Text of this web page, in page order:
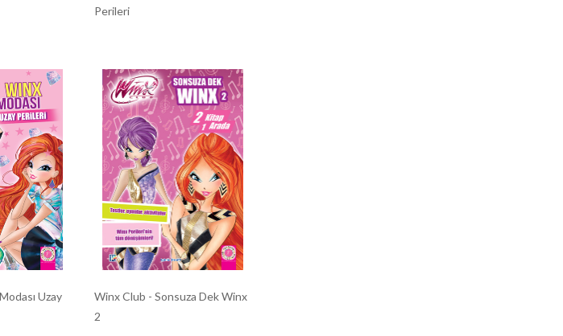
Perileri
Uzay
Winx Club - Sonsuza Dek Winx
2